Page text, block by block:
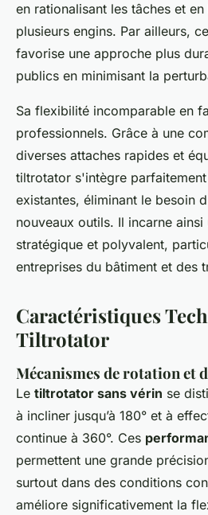
en rationalisant les tâches et
plusieurs engins. Par ailleurs,
favorise une approche plus
publics en minimisant la
Sa flexibilité incomparable en
professionnels. Grâce à une
diverses attaches rapides et
tiltrotator s'intègre
existantes, éliminant le besoin
nouveaux outils. Il incarne ainsi
stratégique et polyvalent,
entreprises du bâtiment et des
Caractéristiques
Tiltrotator
Mécanismes de rotation et
Le tiltrotator sans vérin se
à incliner jusqu’à 180° et à
continue à 360°. Ces
permettent une grande
surtout dans des conditions
améliore significativement la